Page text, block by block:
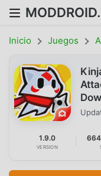
Inicio Juegos
1.9.0
VERSION